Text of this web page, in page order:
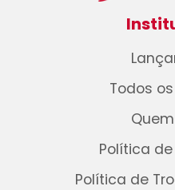
Todos
Política
Política de